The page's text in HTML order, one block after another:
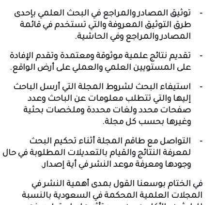
توثيق المصادر والمراجع في البحث العلمي بإحدى
طرق التوثيق المعروفة والتي تستخدم في قائمة
المصادر والمراجع وفي الحاشية.
تقديم نتائج علمية موثوقة ومعتمدة وتقدم الإفادة
على المستويين العلمي والعملي على أرض الواقع.
استيفاء البحث لشروط المجلة التي أرسل الباحث
إليها والتي تتطلب معلومات عن الباحث وعدد
صفحات محدد ولغات محددة وملخصات بحثية
وغيرها بحسب كل مجلة.
التواصل مع طاقم المجلة أثناء تحكيم البحث
لمعرفة النتائج والقيام بالتعديلات المطلوبة في حال
وجودها ومعرفة موعد النشر في أية إصدار.
في الختام بوسعنا القول بمدى أهمية النشر في
المجلات العلمية المحكمة في السعودية بالنسبة